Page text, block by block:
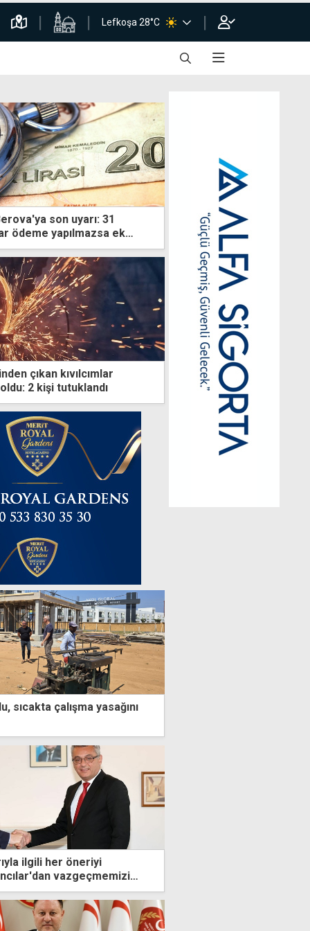
Lefkoşa 28°C
son uyarı: 31
ödeme yapılmazsa ek
çıkan kıvılcımlar
2 kişi tutuklandı
sıcakta çalışma yasağını
ilgili her öneriyi
vazgeçmemizi